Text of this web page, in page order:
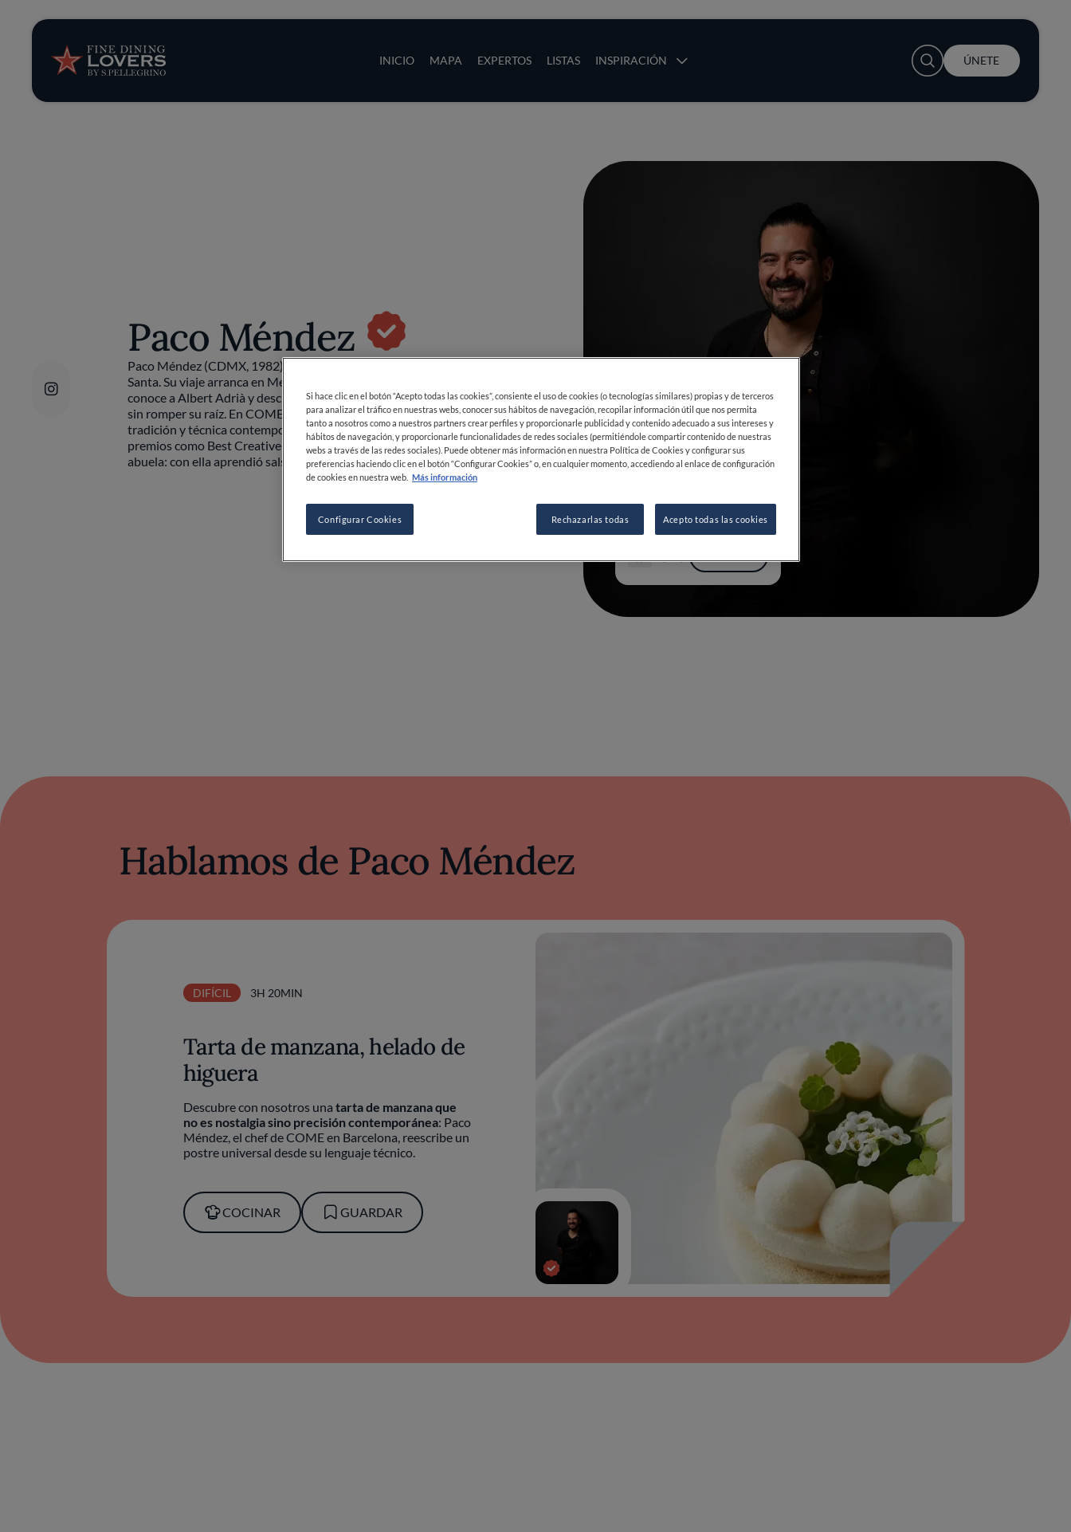
INICIO MAPA EXPERTOS LISTAS INSPIRACIÓN
Opinión y noticias
Recetas
User account menu
ÚNETE
Paco Méndez
Paco Méndez (CDMX, 1982) es hoy el alma de COME, heredero barcelonés de Hoja
Santa. Su viaje arranca en México, pasa por Ambrosía y culmina en elBulli, donde
conoce a Albert Adrià y descubre un nuevo lenguaje técnico que expande su mirada
sin romper su raíz. En COME depura esa búsqueda: cruza México y Mediterráneo,
tradición y técnica contemporánea, y obtiene de nuevo 1* MICHELIN, 1 Sol Repsol y
premios como Best Creative Chef 2024. Y confiesa que la mejor escuela fue su
abuela: con ella aprendió salsas, mole, tortillas… y a ser un gran anfitrión.
Chef
Hablamos de Paco Méndez
DIFÍCIL 3H 20MIN
Tarta de manzana, helado de
higuera
Descubre con nosotros una tarta de manzana que
no es nostalgia sino precisión contemporánea: Paco
Méndez, el chef de COME en Barcelona, reescribe un
postre universal desde su lenguaje técnico.
COCINAR GUARDAR
Si hace clic en el botón “Acepto todas las cookies”, consiente el uso de cookies (o tecnologías similares) propias y de terceros
para analizar el tráfico en nuestras webs, conocer sus hábitos de navegación, recopilar información útil que nos permita
tanto a nosotros como a nuestros partners crear perfiles y proporcionarle publicidad y contenido adecuado a sus intereses y
hábitos de navegación, y proporcionarle funcionalidades de redes sociales (permitiéndole compartir contenido de nuestras
webs a través de las redes sociales). Puede obtener más información en nuestra Política de Cookies y configurar sus
preferencias haciendo clic en el botón “Configurar Cookies” o, en cualquier momento, accediendo al enlace de configuración
de cookies en nuestra web. Más información
Configurar Cookies Rechazarlas todas Acepto todas las cookies